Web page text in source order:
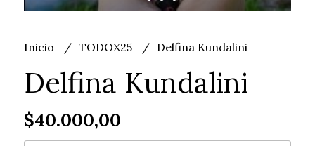
Inicio TODOX25 Delfina Kundalini
Delfina Kundalini
$40.000,00